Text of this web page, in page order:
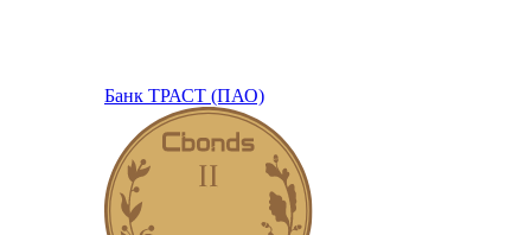
Банк ТРАСТ (ПАО)